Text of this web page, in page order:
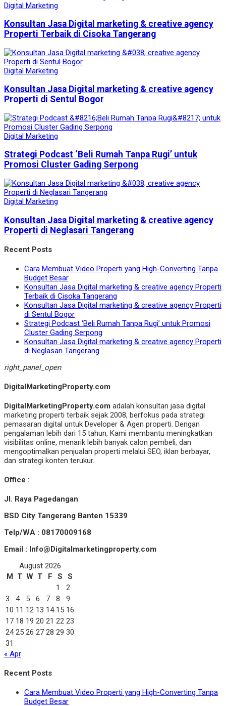
Digital Marketing
Konsultan Jasa Digital marketing & creative agency
Properti Terbaik di Cisoka Tangerang
Digital Marketing
Konsultan Jasa Digital marketing & creative agency
Properti di Sentul Bogor
Digital Marketing
Strategi Podcast ‘Beli Rumah Tanpa Rugi’ untuk
Promosi Cluster Gading Serpong
Digital Marketing
Konsultan Jasa Digital marketing & creative agency
Properti di Neglasari Tangerang
Recent Posts
Cara Membuat Video Properti yang High-Converting Tanpa
Budget Besar
Konsultan Jasa Digital marketing & creative agency Properti
Terbaik di Cisoka Tangerang
Konsultan Jasa Digital marketing & creative agency Properti
di Sentul Bogor
Strategi Podcast ‘Beli Rumah Tanpa Rugi’ untuk Promosi
Cluster Gading Serpong
Konsultan Jasa Digital marketing & creative agency Properti
di Neglasari Tangerang
right_panel_open
DigitalMarketingProperty.com
DigitalMarketingProperty.com adalah konsultan jasa digital
marketing properti terbaik sejak 2008, berfokus pada strategi
pemasaran digital untuk Developer & Agen properti. Dengan
pengalaman lebih dari 15 tahun, Kami membantu meningkatkan
visibilitas online, menarik lebih banyak calon pembeli, dan
mengoptimalkan penjualan properti melalui SEO, iklan berbayar,
dan strategi konten terukur.
Office :
Jl. Raya Pagedangan
BSD City Tangerang Banten 15339
Telp/WA : 08170009168
Email : Info@Digitalmarketingproperty.com
August 2026
M T W T F S
S
1
2
3
4 5 6 7 8
9
10 11 12 13 14 15 16
17 18 19 20 21 22 23
24 25 26 27 28 29 30
31
« Apr
Recent Posts
Cara Membuat Video Properti yang High-Converting Tanpa
Budget Besar